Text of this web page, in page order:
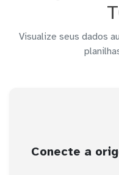
Visualize seus dados
Conecte a